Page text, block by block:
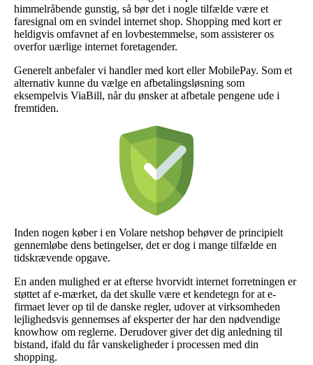
himmelråbende gunstig, så bør det i nogle tilfælde være et
faresignal om en svindel internet shop. Shopping med kort er
heldigvis omfavnet af en lovbestemmelse, som assisterer os
overfor uærlige internet foretagender.
Generelt anbefaler vi handler med kort eller MobilePay. Som et
alternativ kunne du vælge en afbetalingsløsning som
eksempelvis ViaBill, når du ønsker at afbetale pengene ude i
fremtiden.
Inden nogen køber i en Volare netshop behøver de principielt
gennemløbe dens betingelser, det er dog i mange tilfælde en
tidskrævende opgave.
En anden mulighed er at efterse hvorvidt internet forretningen er
støttet af e-mærket, da det skulle være et kendetegn for at e-
firmaet lever op til de danske regler, udover at virksomheden
lejlighedsvis gennemses af eksperter der har den nødvendige
knowhow om reglerne. Derudover giver det dig anledning til
bistand, ifald du får vanskeligheder i processen med din
shopping.